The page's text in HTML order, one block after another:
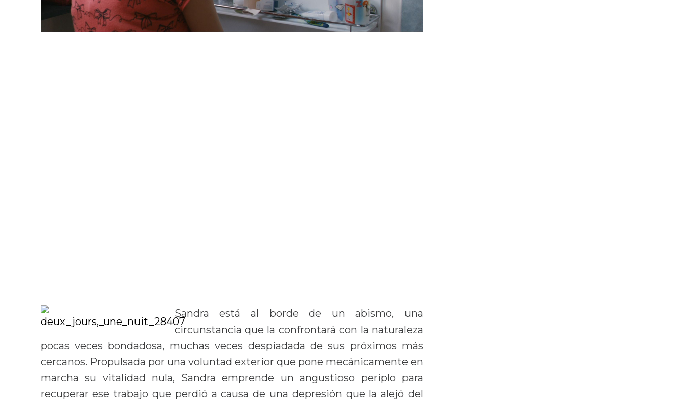
Sandra está al borde de un abismo, una
circunstancia que la confrontará con la naturaleza
pocas veces bondadosa, muchas veces despiadada de sus próximos más
cercanos. Propulsada por una voluntad exterior que pone mecánicamente en
marcha su vitalidad nula, Sandra emprende un angustioso periplo para
recuperar ese trabajo que perdió a causa de una depresión que la alejó del